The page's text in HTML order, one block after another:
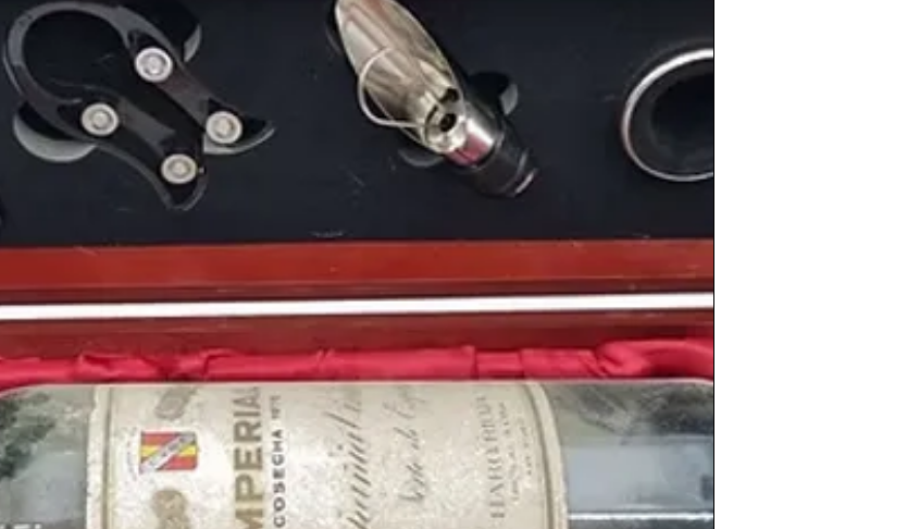
En el panorama político
dimisión como presidente
Lavilla como sucesor.
triunfaba una de las series más recordadas de
televisión española,Verano azul
Piraña,Chanquetey compañía fueron vistas por
durante sus sucesivos episodios.Y por otro
presentaba el concurso
audiencia de la historia de la televisiónde nuestro país.
En las salas de cine de todaEspañase estrenabaE.T.: El
extraterrestre, la película deSteven Spielberg, que rompió los
números en taquillas y se convirtió en un
clásico del mundo
cinematográfico y la cultura popular.
noches españolas
llenaban sus agendas con actuaciones y
conciertos. Recordamos que este año se dio elprimer
concierto de los Rolling Stones en Madrid.
Durante elaño 1982sonaron éxitos que aún recordamos
como
Thriller del granMichael Jackson
los Pegamoides
Me colé en una